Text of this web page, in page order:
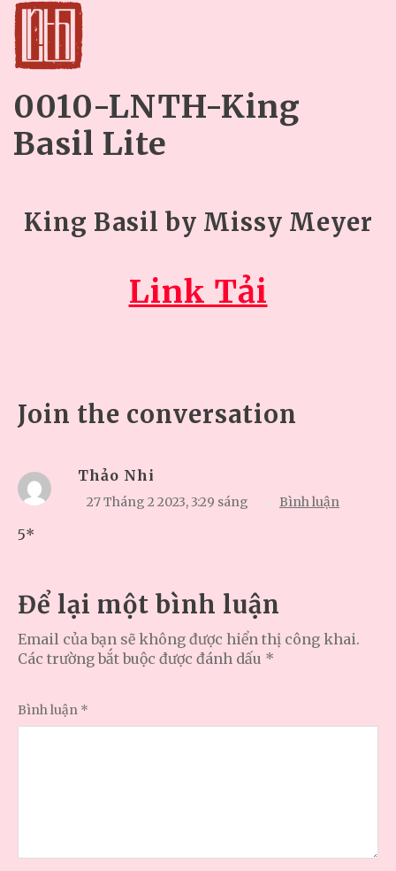
0010-LNTH-King
Basil Lite
King Basil by Missy Meyer
Link Tải
Join the conversation
Thảo Nhi
27 Tháng 2 2023,3:29 sáng Bình luận
5*
Để lại một bình luận
Email của bạn sẽ không được hiển thị công khai.
Các trường bắt buộc được đánh dấu *
Bình luận *